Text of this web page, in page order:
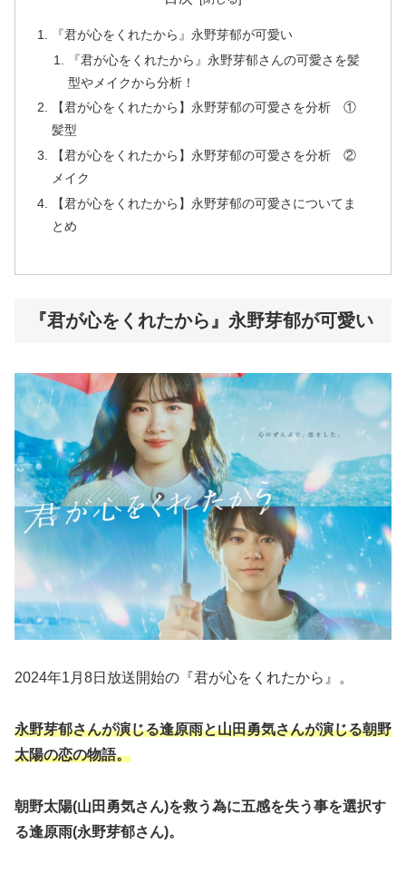
『君が心をくれたから』永野芽郁が可愛い
『君が心をくれたから』永野芽郁さんの可愛さを髪
型やメイクから分析！
【君が心をくれたから】永野芽郁の可愛さを分析 ①
髪型
【君が心をくれたから】永野芽郁の可愛さを分析 ②
メイク
【君が心をくれたから】永野芽郁の可愛さについてま
とめ
『君が心をくれたから』永野芽郁が可愛い
2024年1月8日放送開始の『君が心をくれたから』。
永野芽郁さんが演じる逢原雨と山田勇気さんが演じる朝野
太陽の恋の物語。
朝野太陽(山田勇気さん)を救う為に五感を失う事を選択す
る逢原雨(永野芽郁さん)。